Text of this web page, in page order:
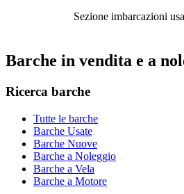
Sezione imbarcazioni
Barche in vendita e a
Ricerca barche
Tutte le barche
Barche Usate
Barche Nuove
Barche a Noleggio
Barche a Vela
Barche a Motore